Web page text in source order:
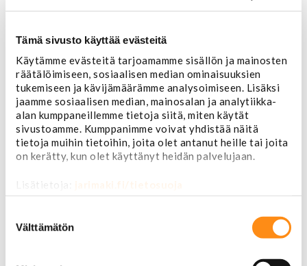
Tämä sivusto käyttää evästeitä
Käytämme evästeitä tarjoamamme sisällön ja mainosten
räätälöimiseen, sosiaalisen median ominaisuuksien
tukemiseen ja kävijämäärämme analysoimiseen. Lisäksi
jaamme sosiaalisen median, mainosalan ja analytiikka-
alan kumppaneillemme tietoja siitä, miten käytät
sivustoamme. Kumppanimme voivat yhdistää näitä
tietoja muihin tietoihin, joita olet antanut heille tai joita
on kerätty, kun olet käyttänyt heidän palvelujaan.
Lisätietoja: jarimaki.fi/tietosuoja
valinta
Välttämätön
Corvette
Dodge
Ford muut
Hummer
Jeep
Lincoln
Muut
Parkit / Vilkut
Sumu- ja peruutusvalot
Polttimot
Sähköosat